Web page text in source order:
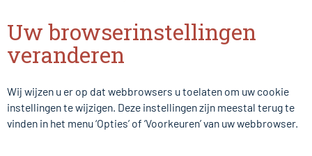
Uw browserinstellingen
veranderen
Wij wijzen u er op dat webbrowsers u toelaten om uw cookie
instellingen te wijzigen. Deze instellingen zijn meestal terug te
vinden in het menu ‘Opties’ of ‘Voorkeuren’ van uw webbrowser.